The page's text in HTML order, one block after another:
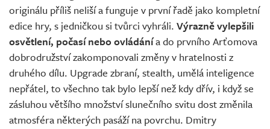
originálu příliš neliší a funguje v první řadě jako kompletní
edice hry, s jedničkou si tvůrci vyhráli. Výrazně vylepšili
osvětlení, počasí nebo ovládánía do prvního Arťomova
dobrodružství zakomponovali změny v hratelnosti z
druhého dílu. Upgrade zbraní, stealth, umělá inteligence
nepřátel, to všechno tak bylo lepší než kdy dřív, i když se
zásluhou většího množství slunečního svitu dost změnila
atmosféra některých pasáží na povrchu. Dmitry